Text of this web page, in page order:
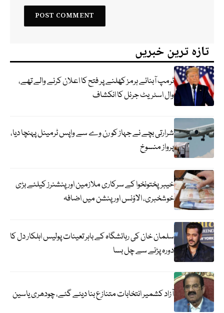
تازہ ترین خبریں
ٹرمپ آبنائے ہرمز کھلنے پر فتح کا اعلان کرنے والے تھے،
وال اسٹریٹ جرنل کا انکشاف
شرارتی بچے نے جہاز کو رن وے سے واپس ٹرمینل پہنچا دیا،
پرواز منسوخ
خیبرپختونخوا کے سرکاری ملازمین اور پنشنرز کیلئے بڑی
خوشخبری، الاؤنس اور پنشن میں اضافہ
سلمان خان کی رہائشگاہ کے باہر تعینات پولیس اہلکار دل کا
دورہ پڑنے سے چل بسا
آزاد کشمیر انتخابات متنازع بنا دیئے گئے، چودھری یاسین